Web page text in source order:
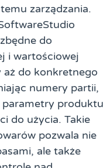
zarządzania.
do
i wartościowej
aż do konkretnego
numery partii,
produktu
do użycia. Takie
pozwala nie
ale także